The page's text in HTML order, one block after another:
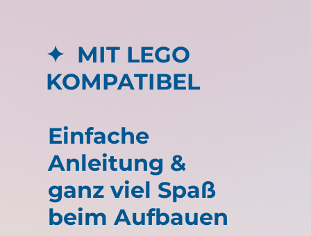
Einfache
Anleitung &
ganz viel Spaß
beim Aufbauen
✦ MIT LEGO
KOMPATIBEL